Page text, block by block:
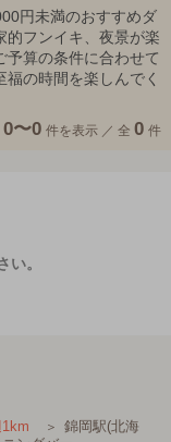
円未満のおすすめダ
的フンイキ、夜景が楽
予算の条件に合わせて
の時間を楽しんでく
0〜0 件を表示 ／ 全 0 件
い。
錦岡駅(北海